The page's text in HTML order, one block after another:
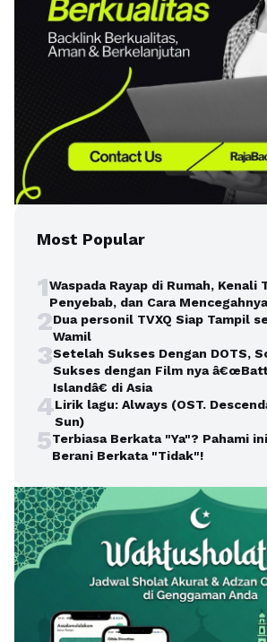
Most Popular
1Waspada Rayap di Rumah, Kenali
Penyebab, dan Cara
2Dua personil TVXQ Siap Tampil
Wamil
3Setelah Sukses Dengan DOTS,
Sukses dengan Film nya
Islandâ€ di Asia
4Lirik lagu: Always (OST.
Sun)
5Terbiasa Berkata "Ya"? Pahami
Berani Berkata "Tidak"!